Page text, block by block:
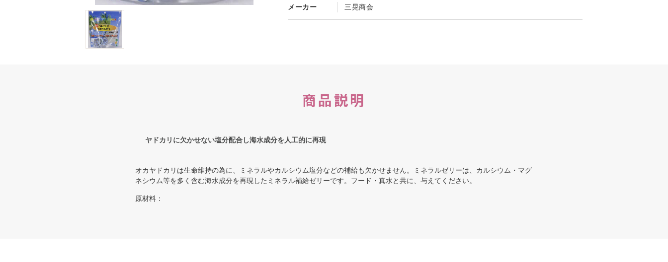
メーカー 三晃商会
商品説明
ヤドカリに欠かせない塩分配合し海水成分を人工的に再現
オカヤドカリは生命維持の為に、ミネラルやカルシウム塩分などの補給も欠かせません。ミネラルゼリーは、カルシウム・マグ
ネシウム等を多く含む海水成分を再現したミネラル補給ゼリーです。フード・真水と共に、与えてください。
原材料：